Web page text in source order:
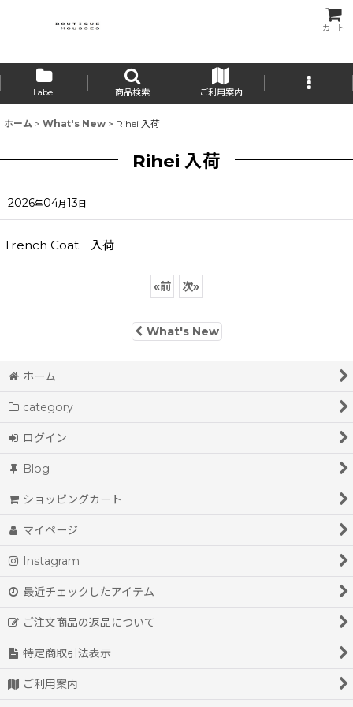
カート
Label 商品検索 ご利用案内
ホーム > What's New > Rihei 入荷
Rihei 入荷
2026年04月13日
Trench Coat 入荷
«前 次»
What's New
ホーム
category
ログイン
Blog
ショッピングカート
マイページ
Instagram
最近チェックしたアイテム
ご注文商品の返品について
特定商取引法表示
ご利用案内